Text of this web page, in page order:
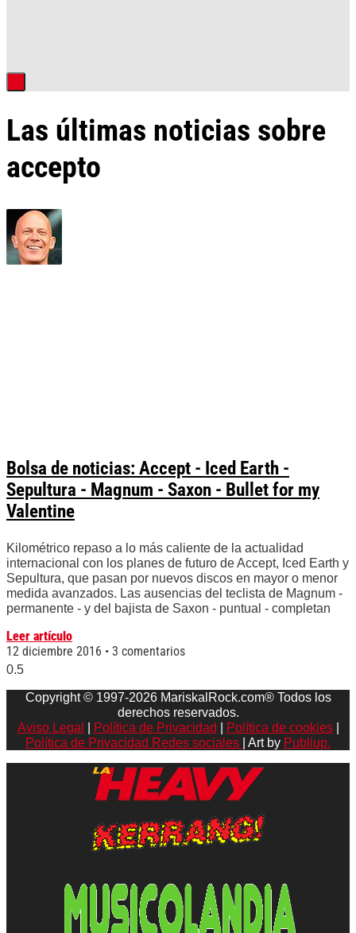
Las últimas noticias sobre
accepto
Bolsa de noticias: Accept - Iced Earth -
Sepultura - Magnum - Saxon - Bullet for my
Valentine
Kilométrico repaso a lo más caliente de la actualidad
internacional con los planes de futuro de Accept, Iced Earth y
Sepultura, que pasan por nuevos discos en mayor o menor
medida avanzados. Las ausencias del teclista de Magnum -
permanente - y del bajista de Saxon - puntual - completan
Leer artículo
12 diciembre 2016
3 comentarios
Copyright © 1997-2026 MariskalRock.com® Todos los
derechos reservados.
Aviso Legal
Política de Privacidad Política de cookies|
Política de Privacidad Redes sociales
| Art by Publiup.